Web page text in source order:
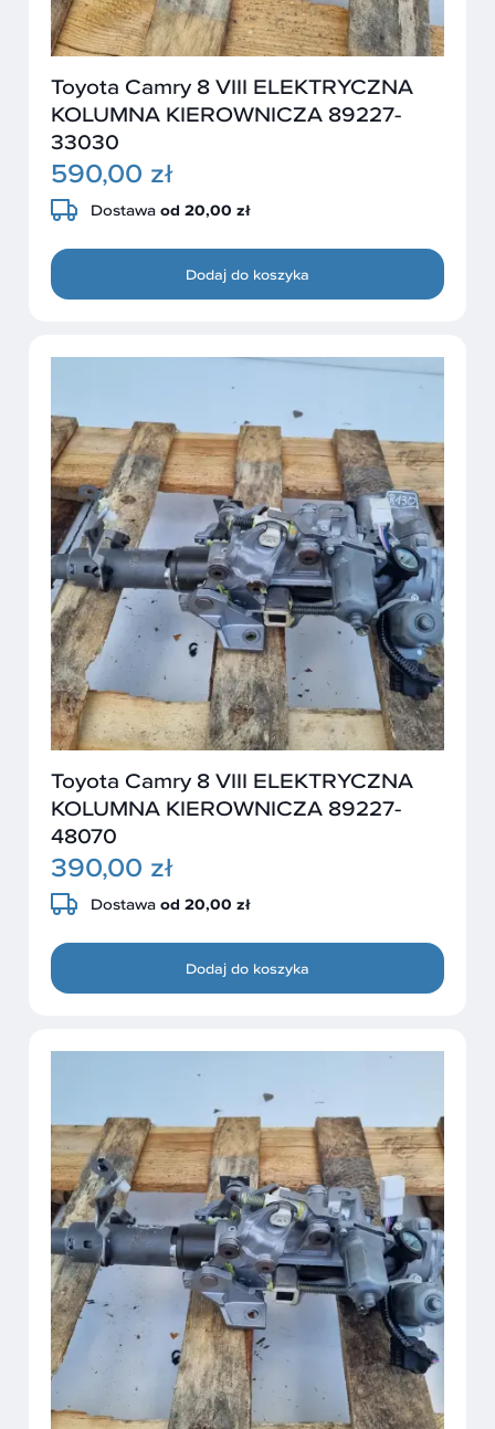
Toyota Camry 8 VIII ELEKTRYCZNA
KOLUMNA KIEROWNICZA 89227-
33030
590,00 zł
Dostawa od 20,00 zł
Dodaj do koszyka
Toyota Camry 8 VIII ELEKTRYCZNA
KOLUMNA KIEROWNICZA 89227-
48070
390,00 zł
Dostawa od 20,00 zł
Dodaj do koszyka